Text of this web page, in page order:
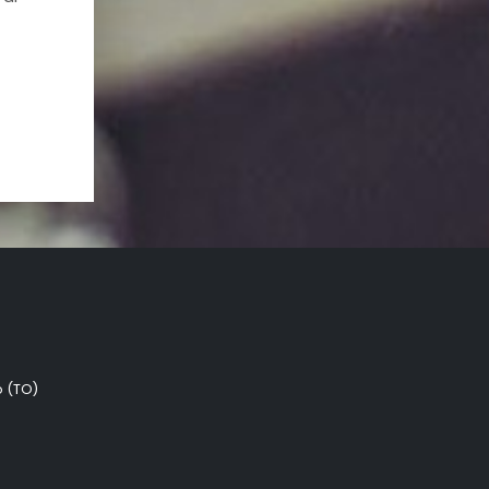
(TO)